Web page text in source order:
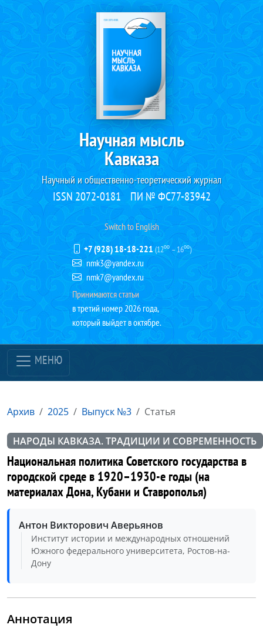
Научная мысль
Кавказа
Научный и общественно-теоретический журнал
ISSN 2072-0181 ПИ № ФС77-83942
Switch to English
+7 (928) 18-18-221(12⁰⁰ – 16⁰⁰)
nmk3@yandex.ru
nmk7@yandex.ru
Принимаются статьи
в третий номер 2026 года,
который выйдет в октябре.
МЕНЮ
Архив 2025 Выпуск №3 Статья
НАРОДЫ КАВКАЗА. ТРАДИЦИИ И СОВРЕМЕННОСТЬ
Национальная политика Советского государства в
городской среде в 1920–1930-е годы (на
материалах Дона, Кубани и Ставрополья)
Антон Викторович Аверьянов
Институт истории и международных отношений
Южного федерального университета, Ростов-на-
Дону
Аннотация